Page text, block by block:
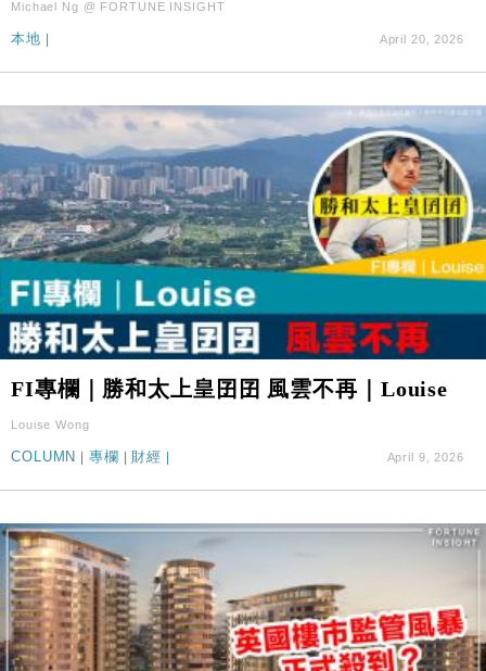
Michael Ng @ FORTUNE INSIGHT
本地 | April 20, 2026
FI專欄｜勝和太上皇囝囝 風雲不再｜Louise
Louise Wong
COLUMN 專欄 財經 April 9, 2026